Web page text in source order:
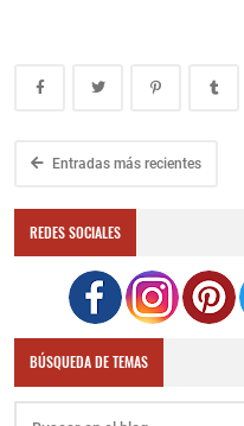
Entradas más recientes
REDES SOCIALES
BÚSQUEDA DE TEMAS